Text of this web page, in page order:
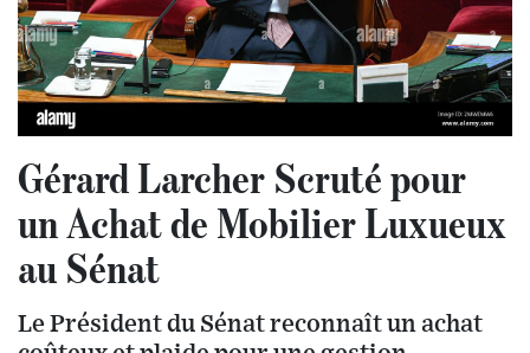
Gérard Larcher Scruté pour
un Achat de Mobilier Luxueux
au Sénat
Le Président du Sénat reconnaît un achat